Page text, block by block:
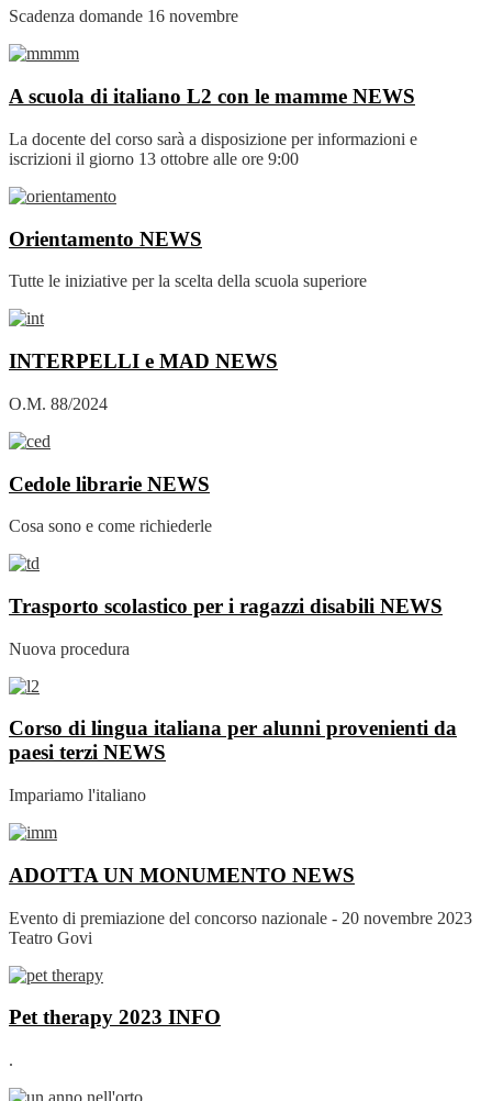
Scadenza domande 16 novembre
A scuola di italiano L2 con le mamme NEWS
La docente del corso sarà a disposizione per informazioni e
iscrizioni il giorno 13 ottobre alle ore 9:00
Orientamento NEWS
Tutte le iniziative per la scelta della scuola superiore
INTERPELLI e MAD NEWS
O.M. 88/2024
Cedole librarie NEWS
Cosa sono e come richiederle
Trasporto scolastico per i ragazzi disabili NEWS
Nuova procedura
Corso di lingua italiana per alunni provenienti da
paesi terzi NEWS
Impariamo l'italiano
ADOTTA UN MONUMENTO NEWS
Evento di premiazione del concorso nazionale - 20 novembre 2023
Teatro Govi
Pet therapy 2023 INFO
.